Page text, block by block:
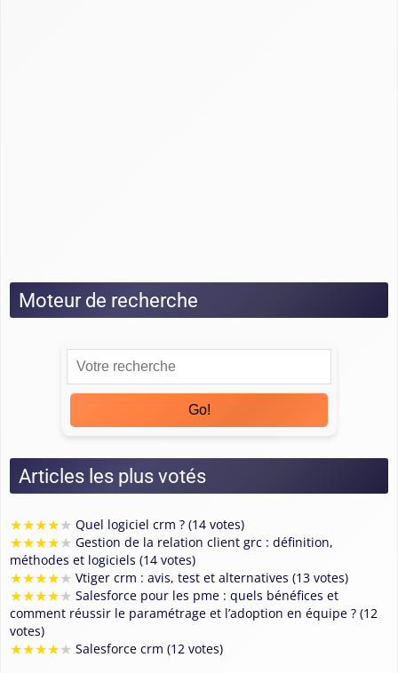
Moteur de recherche
Go!
Articles les plus votés
★★★★★ Quel logiciel crm ? (14 votes)
★★★★★ Gestion de la relation client grc : définition,
méthodes et logiciels (14 votes)
★★★★★ Vtiger crm : avis, test et alternatives (13 votes)
★★★★★ Salesforce pour les pme : quels bénéfices et
comment réussir le paramétrage et l’adoption en équipe ? (12
votes)
★★★★★ Salesforce crm (12 votes)